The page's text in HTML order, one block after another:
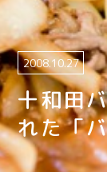
十和田
れた「
2008.10.27